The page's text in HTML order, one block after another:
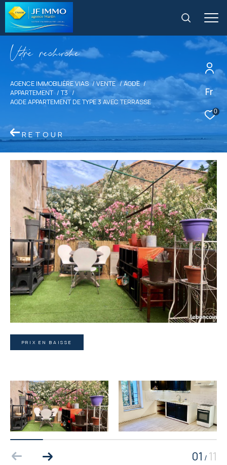
Fr
0
Vore recece
AGENCE IMMOBILIÈRE VIAS VENTE
AGDE
APPARTEMENT
T3
AGDE APPARTEMENT DE TYPE 3 AVEC TERRASSE
RETOUR
PRIX EN BAISSE
01 / 11